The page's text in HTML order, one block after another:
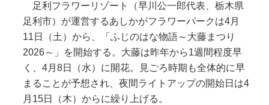
足利フラワーリゾート（早川公一郎代表、栃木県
足利市）が運営するあしかがフラワーパークは4月
11日（土）から、「ふじのはな物語～大藤まつり
2026～」を開始する。大藤は昨年から1週間程度早
く、4月8日（水）に開花。見ごろ時期も全体的に早
まることが予想され、夜間ライトアップの開始日は4
月15日（木）からに繰り上げる。